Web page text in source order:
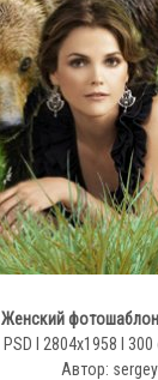
Женский
PSD l 2804x1958 l
Автор: